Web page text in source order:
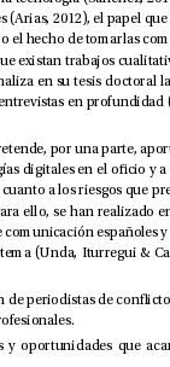
sociales en las rutinas profesionales.